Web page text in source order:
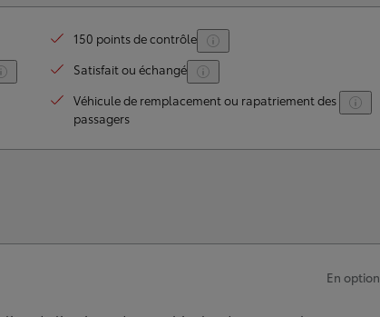
150 points de contrôle
Satisfait ou échangé
Véhicule de remplacement ou rapatriement des
passagers
En option